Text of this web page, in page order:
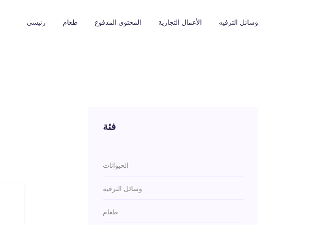
رئيسي طعام المحتوى المدفوع الأعمال التجارية وسائل الترفيه
فئة
الحيوانات
وسائل الترفيه
طعام